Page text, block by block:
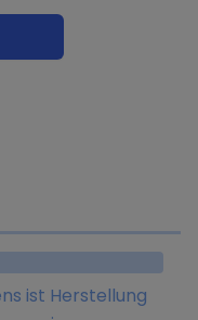
ist Herstellung